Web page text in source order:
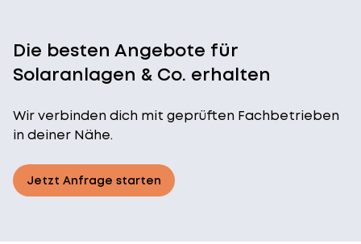
Die besten Angebote für
Solaranlagen & Co. erhalten
Wir verbinden dich mit geprüften Fachbetrieben
in deiner Nähe.
Jetzt Anfrage starten